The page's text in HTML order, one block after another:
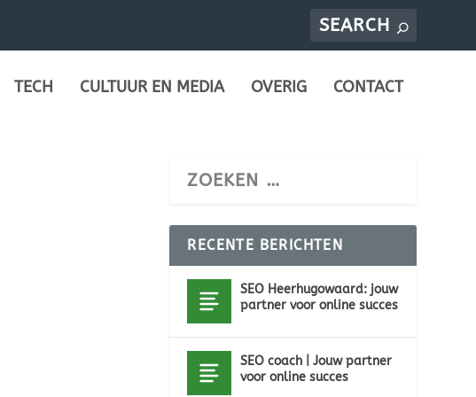
TECH CULTUUR EN MEDIA OVERIG CONTACT
RECENTE BERICHTEN
SEO Heerhugowaard: jouw
partner voor online succes
SEO coach | Jouw partner
voor online succes